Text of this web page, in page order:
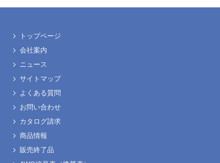
トップページ
会社案内
ニュース
サイトマップ
よくある質問
お問い合わせ
カタログ請求
商品情報
販売終了品